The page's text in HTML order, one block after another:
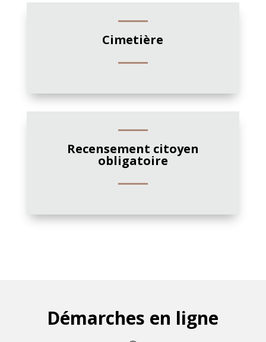
Cimetière
Recensement citoyen
obligatoire
Démarches en ligne